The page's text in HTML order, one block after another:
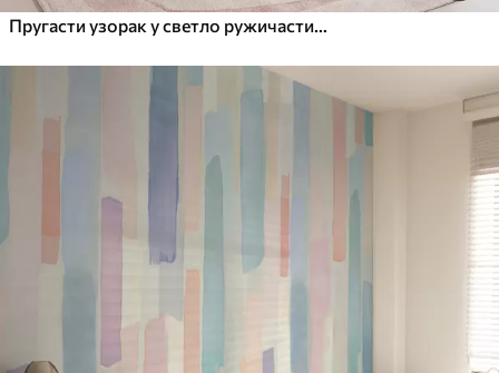
Пругасти узорак у светло ружичастим тоновима